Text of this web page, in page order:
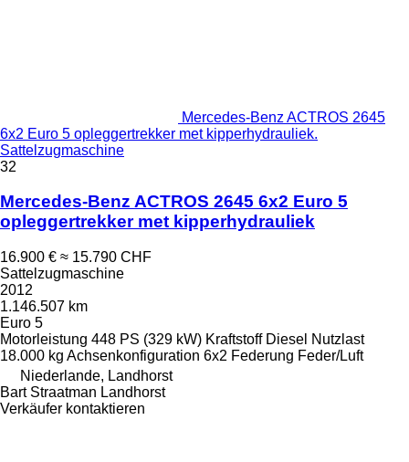
Mercedes-Benz ACTROS 2645
6x2 Euro 5 opleggertrekker met kipperhydrauliek.
Sattelzugmaschine
32
Mercedes-Benz ACTROS 2645 6x2 Euro 5
opleggertrekker met kipperhydrauliek
16.900 € ≈ 15.790 CHF
Sattelzugmaschine
2012
1.146.507 km
Euro 5
Motorleistung 448 PS (329 kW) Kraftstoff Diesel Nutzlast
18.000 kg Achsenkonfiguration 6x2 Federung Feder/Luft
Niederlande, Landhorst
Bart Straatman Landhorst
Verkäufer kontaktieren